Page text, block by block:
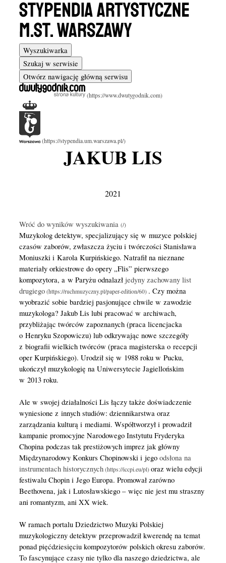
Wyszukiwarka
Szukaj w serwisie
Otwórz nawigację główną serwisu
JAKUB LIS
2021
Wróć do wyników wyszukiwania
Muzykolog detektyw, specjalizujący się w muzyce polskiej
czasów zaborów, zwłaszcza życiu i twórczości Stanisława
Moniuszki i Karola Kurpińskiego. Natrafił na nieznane
materiały orkiestrowe do opery „Flis” pierwszego
kompozytora, a w Paryżu odnalazł jedyny zachowany list
drugiego
. Czy można
wyobrazić sobie bardziej pasjonujące chwile w zawodzie
muzykologa? Jakub Lis lubi pracować w archiwach,
przybliżając twórców zapoznanych (praca licencjacka
o Henryku Szopowiczu) lub odkrywając nowe szczegóły
z biografii wielkich twórców (praca magisterska o recepcji
oper Kurpińskiego). Urodził się w 1988 roku w Pucku,
ukończył muzykologię na Uniwersytecie Jagiellońskim
w 2013 roku.
Ale w swojej działalności Lis łączy także doświadczenie
wyniesione z innych studiów: dziennikarstwa oraz
zarządzania kulturą i mediami. Współtworzył i prowadził
kampanie promocyjne Narodowego Instytutu Fryderyka
Chopina podczas tak prestiżowych imprez jak główny
Międzynarodowy Konkurs Chopinowski i jego odsłona na
instrumentach historycznych
oraz wielu edycji
festiwalu Chopin i Jego Europa. Promował zarówno
Beethovena, jak i Lutosławskiego – więc nie jest mu straszny
ani romantyzm, ani XX wiek.
W ramach portalu Dziedzictwo Muzyki Polskiej
muzykologiczny detektyw przeprowadził kwerendę na temat
ponad pięćdziesięciu kompozytorów polskich okresu zaborów.
To fascynujące czasy nie tylko dla naszego dziedzictwa, ale